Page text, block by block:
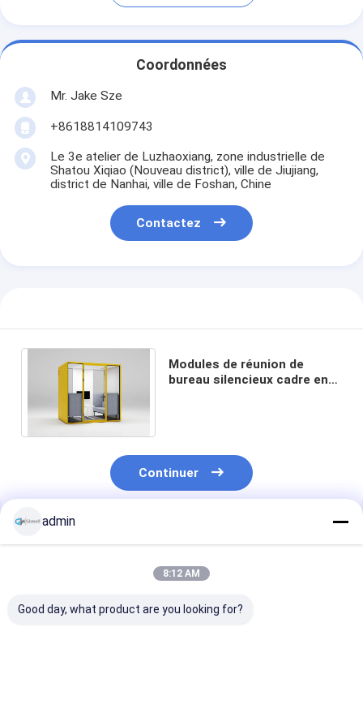
Coordonnées
Mr. Jake Sze
+8618814109743
Le 3e atelier de Luzhaoxiang, zone industrielle de
Shatou Xiqiao (Nouveau district), ville de Jiujiang,
district de Nanhai, ville de Foshan, Chine
Contactez
Modules de réunion de
bureau silencieux cadre en
Continuer
Produits Recommandés
admin
8:12 AM
Good day, what product are you looking for?